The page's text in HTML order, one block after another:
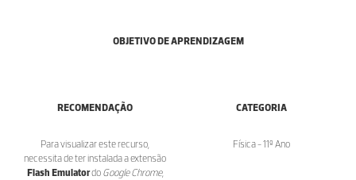
OBJETIVO DE APRENDIZAGEM
RECOMENDAÇÃO
Para visualizar este recurso,
necessita de ter instalada a extensão
Flash Emulatordo Google Chrome,
CATEGORIA
Física - 11º Ano